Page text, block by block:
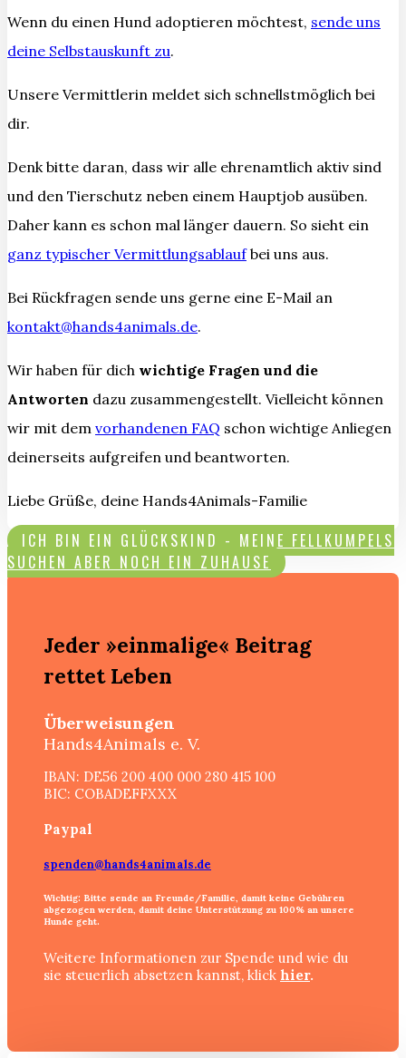
Wenn du einen Hund adoptieren möchtest, sende uns
deine Selbstauskunft zu.
Unsere Vermittlerin meldet sich schnellstmöglich bei
dir.
Denk bitte daran, dass wir alle ehrenamtlich aktiv sind
und den Tierschutz neben einem Hauptjob ausüben.
Daher kann es schon mal länger dauern. So sieht ein
ganz typischer Vermittlungsablaufbei uns aus.
Bei Rückfragen sende uns gerne eine E-Mail an
kontakt@hands4animals.de.
Wir haben für dich wichtige Fragen und die
Antworten dazu zusammengestellt. Vielleicht können
wir mit dem vorhandenen FAQ schon wichtige Anliegen
deinerseits aufgreifen und beantworten.
Liebe Grüße, deine Hands4Animals-Familie
ICH BIN EIN GLÜCKSKIND - MEINE FELLKUMPELS
SUCHEN ABER NOCH EIN ZUHAUSE
Jeder »einmalige« Beitrag
rettet Leben
Überweisungen
Hands4Animals e. V.
IBAN: DE56 200 400 000 280 415 100
BIC: COBADEFFXXX
Paypal
spenden@hands4animals.de
Wichtig: Bitte sende an Freunde/Familie, damit keine Gebühren
abgezogen werden, damit deine Unterstützung zu 100% an unsere
Hunde geht.
Weitere Informationen zur Spende und wie du
sie steuerlich absetzen kannst, klick hier.